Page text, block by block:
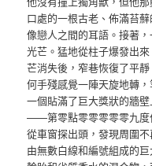
口處的一根古老、佈滿苔
像戀人之間的耳語。接著
光芒。猛地從柱子爆發出
芒消失後，窄巷恢復了平
何手殘感覺一陣天旋地轉
一個貼滿了巨大獎狀的牆
——第零點零零零零零九度
從車窗探出頭，發現周圍
由無數白線和編號組成的